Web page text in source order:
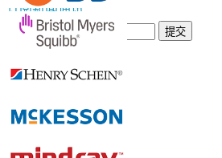
订阅新闻通讯
提交